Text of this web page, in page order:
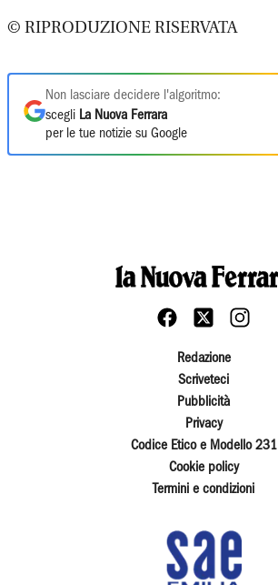
© RIPRODUZIONE RISERVATA
Non lasciare decidere l'algoritmo:
scegli La Nuova Ferrara
per le tue notizie su Google
Redazione
Scriveteci
Pubblicità
Privacy
Codice Etico e Modello 231
Cookie policy
Termini e condizioni